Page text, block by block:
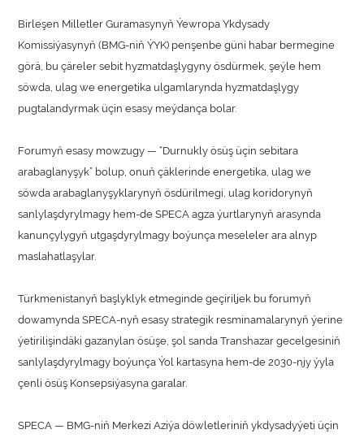
Birleşen Milletler Guramasynyň Ýewropa Ykdysady
Komissiýasynyň (BMG-niň ÝYK) penşenbe güni habar bermegine
görä, bu çäreler sebit hyzmatdaşlygyny ösdürmek, şeýle hem
söwda, ulag we energetika ulgamlarynda hyzmatdaşlygy
pugtalandyrmak üçin esasy meýdança bolar.
Forumyň esasy mowzugy — “Durnukly ösüş üçin sebitara
arabaglanyşyk” bolup, onuň çäklerinde energetika, ulag we
söwda arabaglanyşyklarynyň ösdürilmegi, ulag koridorynyň
sanlylaşdyrylmagy hem-de SPECA agza ýurtlarynyň arasynda
kanunçylygyň utgaşdyrylmagy boýunça meseleler ara alnyp
maslahatlaşylar.
Türkmenistanyň başlyklyk etmeginde geçiriljek bu forumyň
dowamynda SPECA-nyň esasy strategik resminamalarynyň ýerine
ýetirilişindäki gazanylan ösüşe, şol sanda Transhazar gecelgesiniň
sanlylaşdyrylmagy boýunça Ýol kartasyna hem-de 2030-njy ýyla
çenli ösüş Konsepsiýasyna garalar.
SPECA — BMG-niň Merkezi Aziýa döwletleriniň ykdysadyýeti üçin